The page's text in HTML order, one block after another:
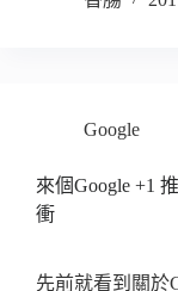
Google
來個Google +1
衝
先前就看到關於